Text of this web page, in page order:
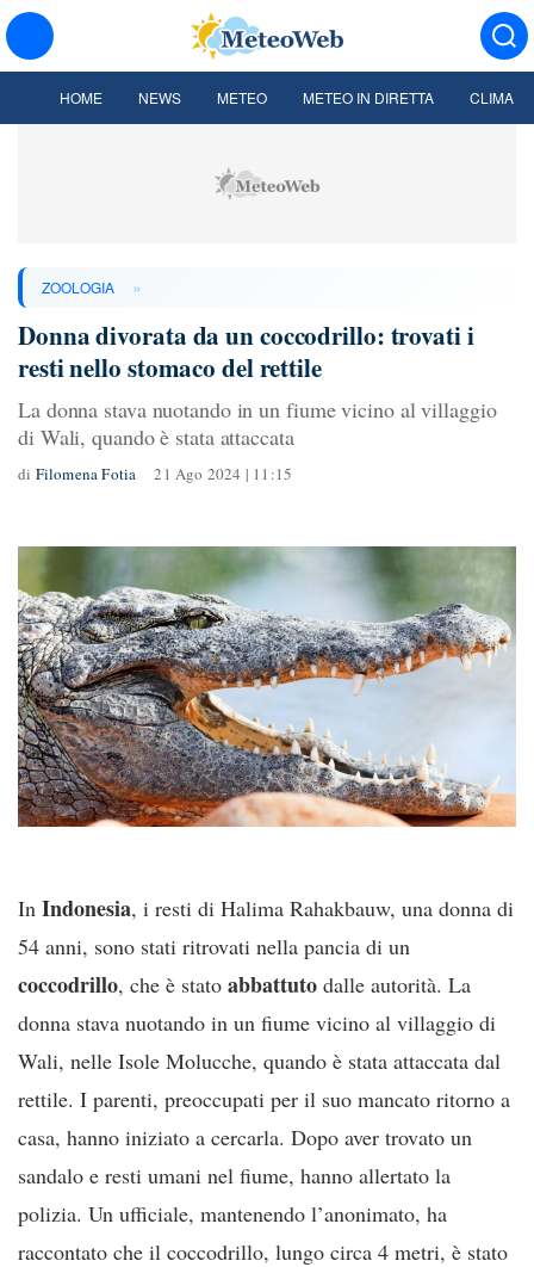
HOME NEWS METEO METEO IN DIRETTA CLIMA
ZOOLOGIA »
Donna divorata da un coccodrillo: trovati i
resti nello stomaco del rettile
La donna stava nuotando in un fiume vicino al villaggio
di Wali, quando è stata attaccata
di Filomena Fotia 21 Ago 2024 | 11:15
In Indonesia, i resti di Halima Rahakbauw, una donna di
54 anni, sono stati ritrovati nella pancia di un
coccodrillo, che è stato abbattuto dalle autorità. La
donna stava nuotando in un fiume vicino al villaggio di
Wali, nelle Isole Molucche, quando è stata attaccata dal
rettile. I parenti, preoccupati per il suo mancato ritorno a
casa, hanno iniziato a cercarla. Dopo aver trovato un
sandalo e resti umani nel fiume, hanno allertato la
polizia. Un ufficiale, mantenendo l’anonimato, ha
raccontato che il coccodrillo, lungo circa 4 metri, è stato